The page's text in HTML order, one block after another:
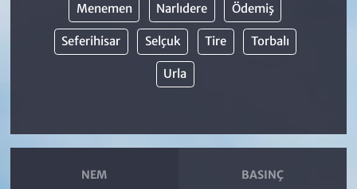
Menemen Narlıdere Ödemiş
Seferihisar Selçuk Tire Torbalı
Urla
NEM BASINÇ